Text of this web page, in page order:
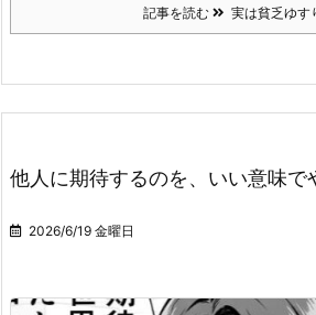
記事を読む 実は貧乏ゆす
他人に期待するのを、いい意味で
2026/6/19 金曜日